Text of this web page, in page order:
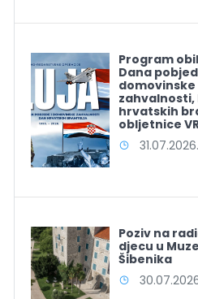
Program
Dana
domovinske
zahvalnosti,
hrvatskih
obljetnice
31.07.2026.
Poziv na
djecu u
Šibenika